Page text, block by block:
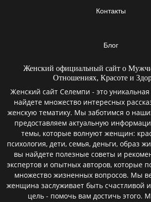
Контакты
Блог
Женский официальный сайт о
Отношениях, Красоте и
Женский сайт Селемпи - это
найдете множество интересных
женскую тематику. Мы заботимся о
предоставляем актуальную
темы, которые волнуют женщин:
психология, дети, семья, деньги, образ
вы найдете полезные советы и
экспертов и опытных авторов, которые
множество жизненных вопросов. Мы
женщина заслуживает быть счастливой
цель - помочь вам достичь этого.